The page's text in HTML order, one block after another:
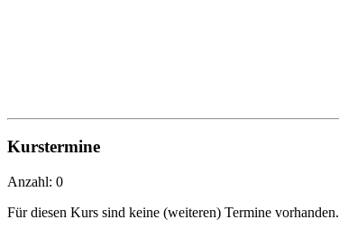
Kurstermine
Anzahl: 0
Für diesen Kurs sind keine (weiteren) Termine vorhanden.